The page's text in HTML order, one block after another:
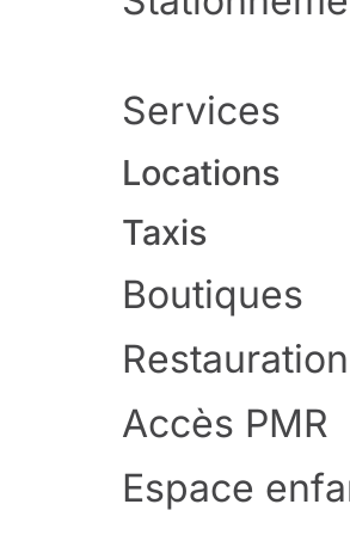
Services
Locations
Taxis
Boutiques
Restauration
Accès PMR
Espace